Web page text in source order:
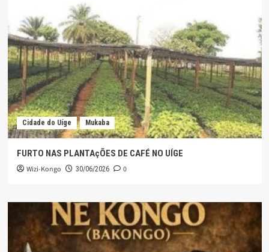
Cidade do Uíge Mukaba
FURTO NAS PLANTAçÕES DE CAFÉ NO UÍGE
Wizi-Kongo 30/06/2026 0